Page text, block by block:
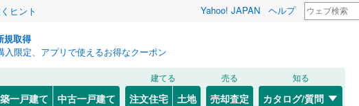
ヒント Yahoo! JAPAN ヘルプ
規取得
入限定、アプリで使えるお得なクーポン
一戸建て 中古一戸建て
建てる
注文住宅 土地
売る
売却査定
知る
カタログ/質問